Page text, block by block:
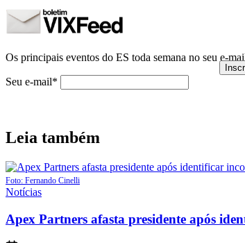
Os principais eventos do ES toda semana no seu e-
Seu e-mail*
Leia também
Foto: Fernando Cinelli
Posted
Notícias
Apex Partners afasta presidente após